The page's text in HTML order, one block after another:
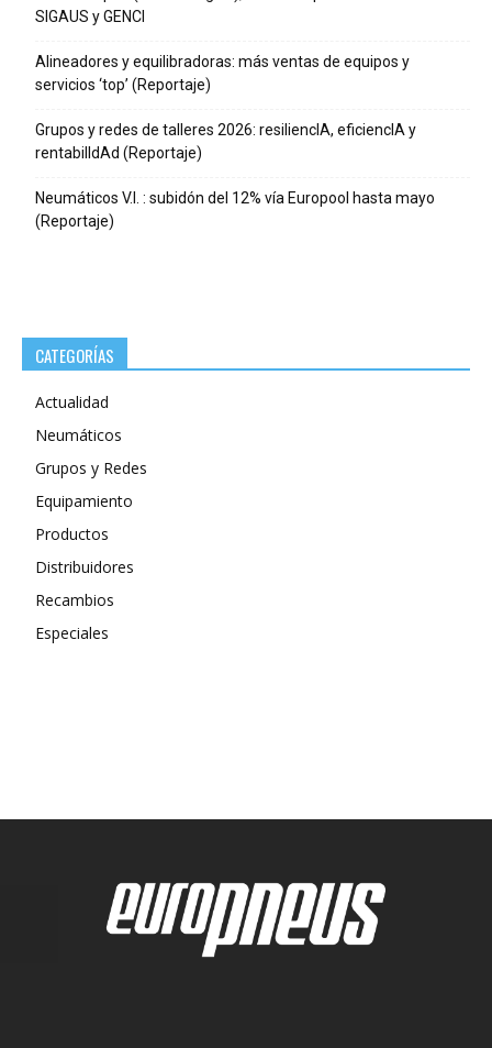
SIGAUS y GENCI
Alineadores y equilibradoras: más ventas de equipos y
servicios ‘top’ (Reportaje)
Grupos y redes de talleres 2026: resiliencIA, eficiencIA y
rentabilIdAd (Reportaje)
Neumáticos V.I. : subidón del 12% vía Europool hasta mayo
(Reportaje)
CATEGORÍAS
Actualidad
Neumáticos
Grupos y Redes
Equipamiento
Productos
Distribuidores
Recambios
Especiales